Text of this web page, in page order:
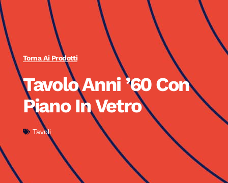
Torna Ai Prodotti
Tavolo Anni ’60 Con
Piano In Vetro
Tavoli